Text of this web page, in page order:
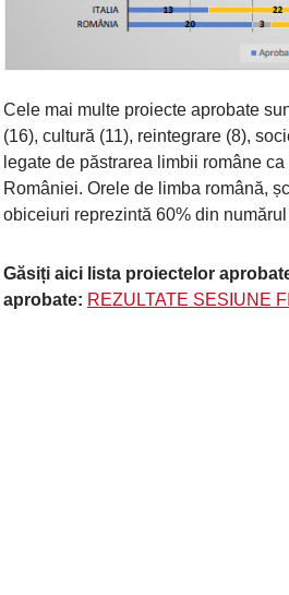
Cele mai multe proiecte aprobate
(16), cultură (11), reintegrare (8),
legate de păstrarea limbii române
României. Orele de limba română,
obiceiuri reprezintă 60% din
Găsiți aici lista proiectelor
aprobate: REZULTATE SESIUNE